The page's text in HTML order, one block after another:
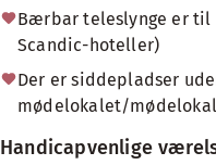
Bærbar teleslynge er
Scandic-hoteller)
Der er siddepladser
mødelokalet/
Handicapvenlige